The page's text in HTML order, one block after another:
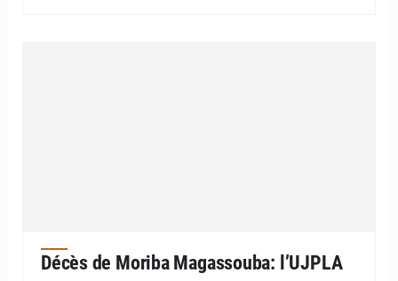
Décès de Moriba Magassouba: l’UJPLA